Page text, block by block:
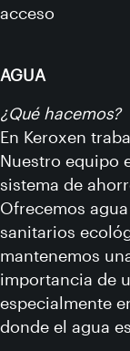
acceso
AGUA
¿Qué hacemos?
En Keroxen
Nuestro equipo
sistema de
Ofrecemos
sanitarios
mantenemos
importancia de
especialmente
donde el agua